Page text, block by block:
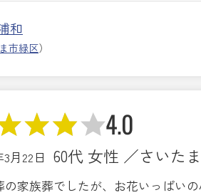
和
市緑区）
4.0
3月22日 60代 女性 ／さいた
の家族葬でしたが、お花いっぱい